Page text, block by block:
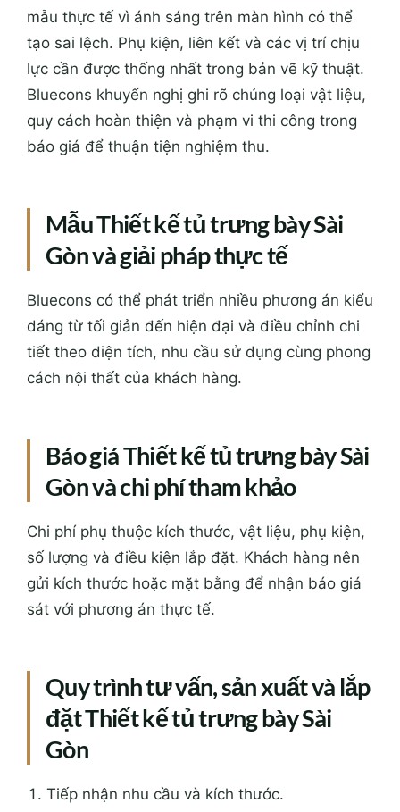
mẫu thực tế vì ánh sáng trên màn hình có thể
tạo sai lệch. Phụ kiện, liên kết và các vị trí chịu
lực cần được thống nhất trong bản vẽ kỹ thuật.
Bluecons khuyến nghị ghi rõ chủng loại vật liệu,
quy cách hoàn thiện và phạm vi thi công trong
báo giá để thuận tiện nghiệm thu.
Mẫu Thiết kế tủ trưng bày Sài
Gòn và giải pháp thực tế
Bluecons có thể phát triển nhiều phương án kiểu
dáng từ tối giản đến hiện đại và điều chỉnh chi
tiết theo diện tích, nhu cầu sử dụng cùng phong
cách nội thất của khách hàng.
Báo giá Thiết kế tủ trưng bày Sài
Gòn và chi phí tham khảo
Chi phí phụ thuộc kích thước, vật liệu, phụ kiện,
số lượng và điều kiện lắp đặt. Khách hàng nên
gửi kích thước hoặc mặt bằng để nhận báo giá
sát với phương án thực tế.
Quy trình tư vấn, sản xuất và lắp
đặt Thiết kế tủ trưng bày Sài
Gòn
Tiếp nhận nhu cầu và kích thước.